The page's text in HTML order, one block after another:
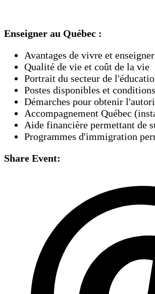
Enseigner au Québec :
Avantages de vivre et
Qualité de vie et coût de la vie
Portrait du secteur de
Postes disponibles et
Démarches pour obtenir
Accompagnement Québec
Aide financière permettant de
Programmes d'immigration
Share Event: